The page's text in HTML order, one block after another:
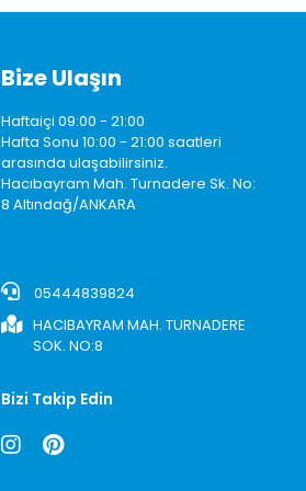
Bize Ulaşın
Haftaiçi 09:00 - 21:00
Hafta Sonu 10:00 - 21:00 saatleri
arasında ulaşabilirsiniz.
Hacıbayram Mah. Turnadere Sk. No:
8 Altındağ/ANKARA
05444839824
HACIBAYRAM MAH. TURNADERE
SOK. NO:8
Bizi Takip Edin